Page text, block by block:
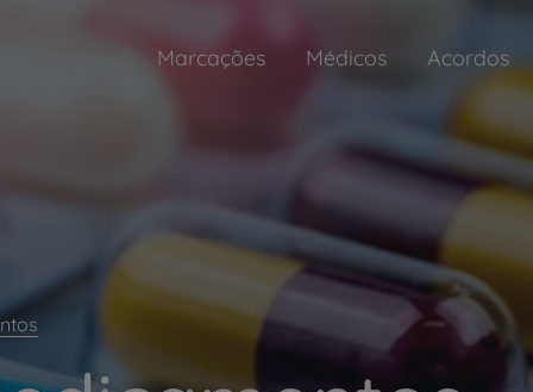
Marcações Médicos Acordos